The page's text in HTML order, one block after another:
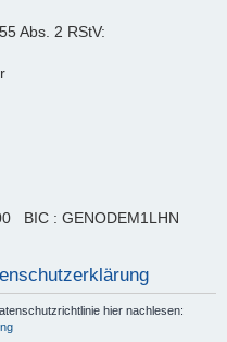
Abs. 2 RStV:
BIC : GENODEM1LHN
hier nachlesen: